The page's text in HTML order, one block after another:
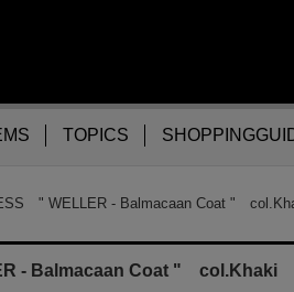
TOPICS
" WELLER - Balmacaan Coat "
- Balmacaan Coat " col.Khaki